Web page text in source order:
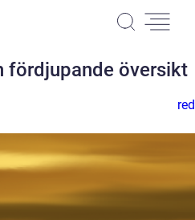
fördjupande översikt